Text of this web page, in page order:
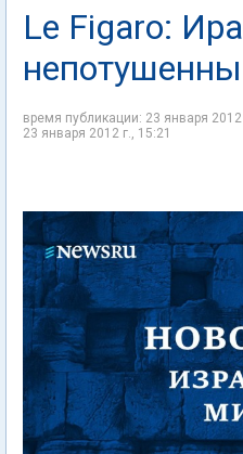
Le Figaro:
время публикации: 23 января
23 января 2012 г., 15:21